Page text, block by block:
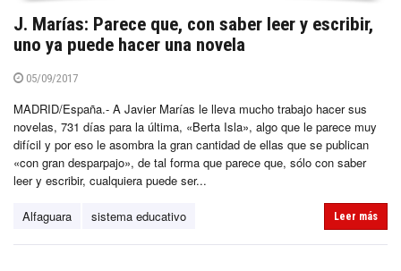
J. Marías: Parece que, con saber leer y escribir,
uno ya puede hacer una novela
05/09/2017
MADRID/España.- A Javier Marías le lleva mucho trabajo hacer sus
novelas, 731 días para la última, «Berta Isla», algo que le parece muy
difícil y por eso le asombra la gran cantidad de ellas que se publican
«con gran desparpajo», de tal forma que parece que, sólo con saber
leer y escribir, cualquiera puede ser...
Alfaguara sistema educativo Leer más